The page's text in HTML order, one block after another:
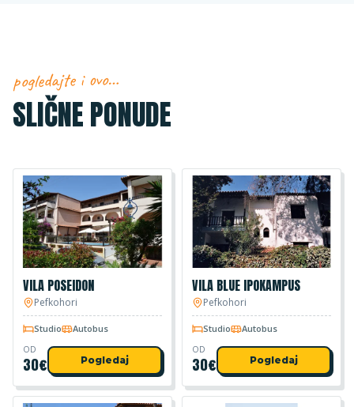
pogledajte i ovo…
SLIČNE PONUDE
VILA POSEIDON
Pefkohori
Studio Autobus
OD
30€ Pogledaj
VILA BLUE IPOKAMPUS
Pefkohori
Studio Autobus
OD
30€ Pogledaj